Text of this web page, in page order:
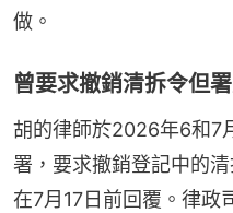
做。
曾要求撤銷清拆令但
胡的律師於2026年6和7
署，要求撤銷登記中的
在7月17日前回覆。律政